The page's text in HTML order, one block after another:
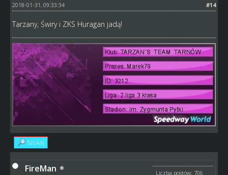
#14
2018-01-31, 09:33:34
Tarzany, Świry i ZKS Huragan jadą!
Szukaj
FireMan Liczba postów: 706